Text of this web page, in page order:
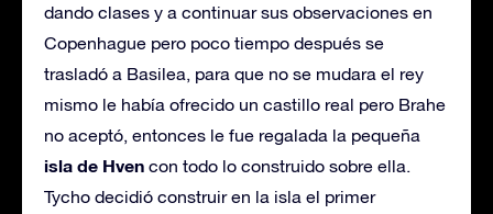
dando clases y a continuar sus observaciones en
Copenhague pero poco tiempo después se
trasladó a Basilea, para que no se mudara el rey
mismo le había ofrecido un castillo real pero Brahe
no aceptó, entonces le fue regalada la pequeña
isla de Hven con todo lo construido sobre ella.
Tycho decidió construir en la isla el primer